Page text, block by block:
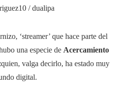
/ dualipa
‘streamer’ que hace parte del
una especie de Acercamiento
quien, valga decirlo, ha estado muy
digital.